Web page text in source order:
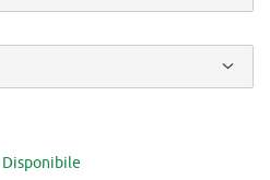
Disponibile